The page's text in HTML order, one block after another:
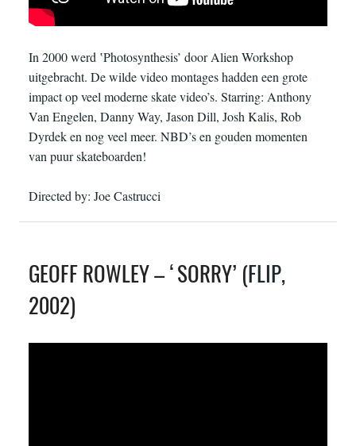
In 2000 werd ‛Photosynthesis’ door Alien Workshop
uitgebracht. De wilde video montages hadden een grote
impact op veel moderne skate video’s. Starring: Anthony
Van Engelen, Danny Way, Jason Dill, Josh Kalis, Rob
Dyrdek en nog veel meer. NBD’s en gouden momenten
van puur skateboarden!
Directed by: Joe Castrucci
GEOFF ROWLEY – ‘SORRY’ (FLIP,
2002)